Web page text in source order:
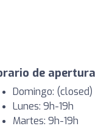
de apertura
Domingo: (closed)
Lunes: 9h-19h
Martes: 9h-19h